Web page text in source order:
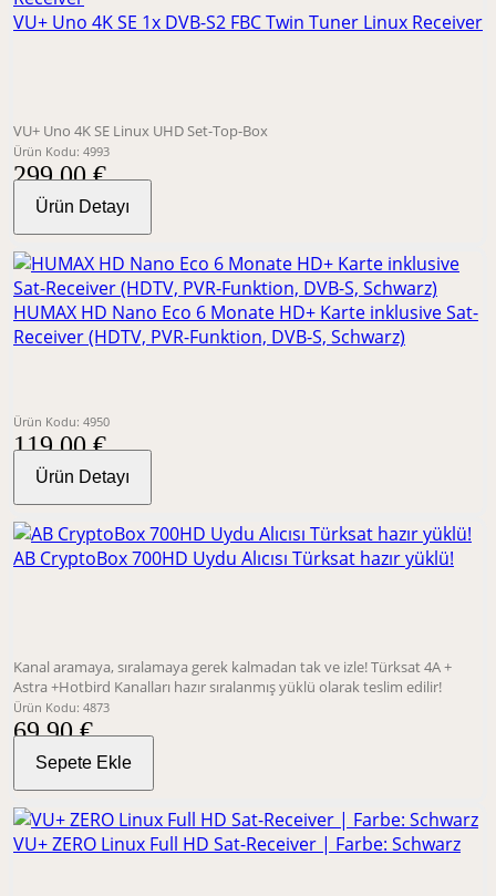
VU+ Uno 4K SE 1x DVB-S2 FBC Twin Tuner Linux Receiver
VU+ Uno 4K SE Linux UHD Set-Top-Box
Ürün Kodu: 4993
299,00 €
Ürün Detayı
HUMAX HD Nano Eco 6 Monate HD+ Karte inklusive Sat-
Receiver (HDTV, PVR-Funktion, DVB-S, Schwarz)
Ürün Kodu: 4950
119,00 €
Ürün Detayı
AB CryptoBox 700HD Uydu Alıcısı Türksat hazır yüklü!
Kanal aramaya, sıralamaya gerek kalmadan tak ve izle! Türksat 4A +
Astra +Hotbird Kanalları hazır sıralanmış yüklü olarak teslim edilir!
Ürün Kodu: 4873
69,90 €
Sepete Ekle
VU+ ZERO Linux Full HD Sat-Receiver | Farbe: Schwarz